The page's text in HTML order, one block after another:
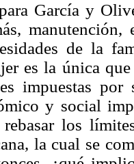
García y
de la
es la única
impuestas por
y social
rebasar los
la cual se